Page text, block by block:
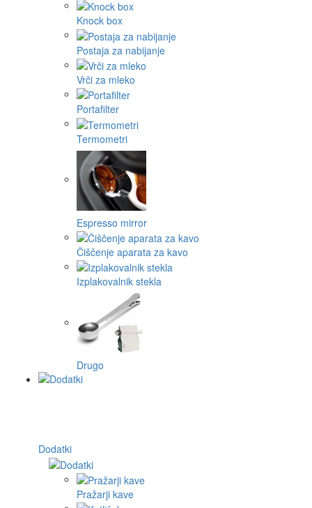
Knock box
Postaja za nabijanje
Vrči za mleko
Portafilter
Termometri
Espresso mirror
Čiščenje aparata za kavo
Izplakovalnik stekla
Drugo
Dodatki
Pražarji kave